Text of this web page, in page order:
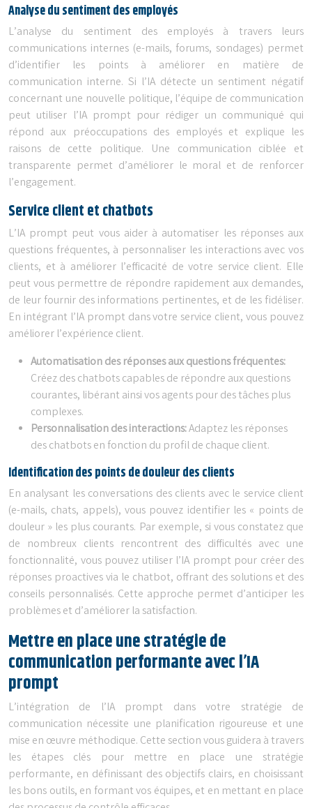
Analyse du sentiment des employés
L’analyse du sentiment des employés à travers leurs
communications internes (e-mails, forums, sondages) permet
d’identifier les points à améliorer en matière de
communication interne. Si l’IA détecte un sentiment négatif
concernant une nouvelle politique, l’équipe de communication
peut utiliser l’IA prompt pour rédiger un communiqué qui
répond aux préoccupations des employés et explique les
raisons de cette politique. Une communication ciblée et
transparente permet d’améliorer le moral et de renforcer
l’engagement.
Service client et chatbots
L’IA prompt peut vous aider à automatiser les réponses aux
questions fréquentes, à personnaliser les interactions avec vos
clients, et à améliorer l’efficacité de votre service client. Elle
peut vous permettre de répondre rapidement aux demandes,
de leur fournir des informations pertinentes, et de les fidéliser.
En intégrant l’IA prompt dans votre service client, vous pouvez
améliorer l’expérience client.
Automatisation des réponses aux questions fréquentes:
Créez des chatbots capables de répondre aux questions
courantes, libérant ainsi vos agents pour des tâches plus
complexes.
Personnalisation des interactions:Adaptez les réponses
des chatbots en fonction du profil de chaque client.
Identification des points de douleur des clients
En analysant les conversations des clients avec le service client
(e-mails, chats, appels), vous pouvez identifier les « points de
douleur » les plus courants. Par exemple, si vous constatez que
de nombreux clients rencontrent des difficultés avec une
fonctionnalité, vous pouvez utiliser l’IA prompt pour créer des
réponses proactives via le chatbot, offrant des solutions et des
conseils personnalisés. Cette approche permet d’anticiper les
problèmes et d’améliorer la satisfaction.
Mettre en place une stratégie de
communication performante avec l’IA
prompt
L’intégration de l’IA prompt dans votre stratégie de
communication nécessite une planification rigoureuse et une
mise en œuvre méthodique. Cette section vous guidera à travers
les étapes clés pour mettre en place une stratégie
performante, en définissant des objectifs clairs, en choisissant
les bons outils, en formant vos équipes, et en mettant en place